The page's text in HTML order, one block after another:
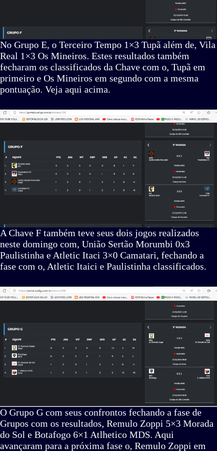
No Grupo E, o Terceiro Tempo 1×3 Tupã além de, Vila
Real 1×3 Os Mineiros. Estes resultados também
fecharam os classificados da Chave com o, Tupã em
primeiro e Os Mineiros em segundo com a mesma
pontuação. Veja aqui acima.
A Chave F também teve seus dois jogos realizados
neste domingo com, União Sertão Morumbi 0x3
Paulistinha e Atletic Itaci 3×0 Camatari, fechando a
fase com o, Atletic Itaici e Paulistinha classificados.
O Grupo G com seus confrontos fechando a fase de
Grupos com os resultados, Remulo Zoppi 5×3 Morada
do Sol e Botafogo 6×1 Atlhetico MDS. Aqui
avançaram para a próxima fase o, Remulo Zoppi em